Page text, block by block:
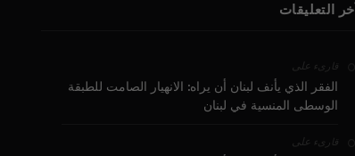
آخر التعليقات
قارىء على
الفقر الذي يأنف لبنان أن يراه: الانهيار الصامت للطبقة
الوسطى المنسية في لبنان
قارىء على